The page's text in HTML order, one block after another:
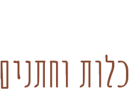
כלות וחתנים